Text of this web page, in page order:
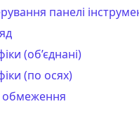
панелі
(об’єднані)
(по осях)
обмеження